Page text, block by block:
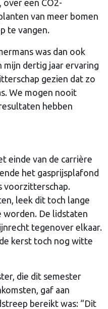
over een CO2-
van meer bomen
te vangen.
was dan ook
mijn dertig jaar ervaring
gezien dat zo
We mogen nooit
hebben
einde van de carrière
het gasprijsplafond
voorzitterschap.
leek dit toch lange
De lidstaten
tegenover elkaar.
kerst toch nog witte
die dit semester
gaf aan
bereikt was: “Dit